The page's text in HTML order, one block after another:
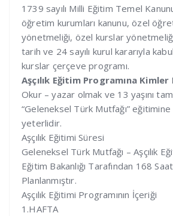
1739 sayılı Milli Eğitim Temel
öğretim kurumları kanunu, özel
yönetmeliği, özel kurslar
tarih ve 24 sayılı kurul kararıyla
kurslar çerçeve programı.
Aşçılık Eğitim Programına
Okur – yazar olmak ve 13 yaşını
“Geleneksel Türk Mutfağı” eğitimine
yeterlidir.
Aşçılık Eğitimi Süresi
Geleneksel Türk Mutfağı – Aşçılık
Eğitim Bakanlığı Tarafından 168
Planlanmıştır.
Aşçılık Eğitimi Programının İçeriği
1.HAFTA